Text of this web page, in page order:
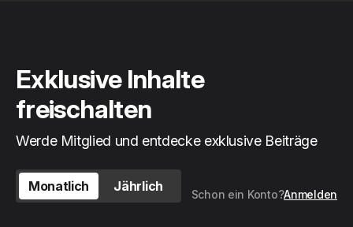
Exklusive Inhalte
freischalten
Werde Mitglied und entdecke exklusive Beiträge
Monatlich Jährlich
Schon ein Konto?Anmelden